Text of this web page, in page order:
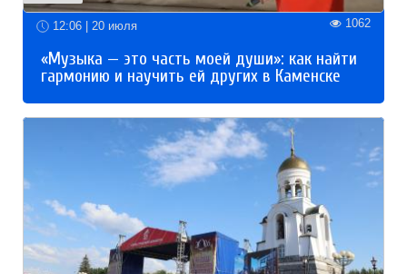
12:06 | 20 июля 1062
«Музыка — это часть моей души»: как найти
гармонию и научить ей других в Каменске